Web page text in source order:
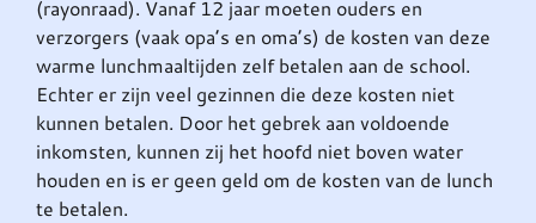
(rayonraad). Vanaf 12 jaar moeten ouders en
verzorgers (vaak opa’s en oma’s) de kosten van deze
warme lunchmaaltijden zelf betalen aan de school.
Echter er zijn veel gezinnen die deze kosten niet
kunnen betalen. Door het gebrek aan voldoende
inkomsten, kunnen zij het hoofd niet boven water
houden en is er geen geld om de kosten van de lunch
te betalen.